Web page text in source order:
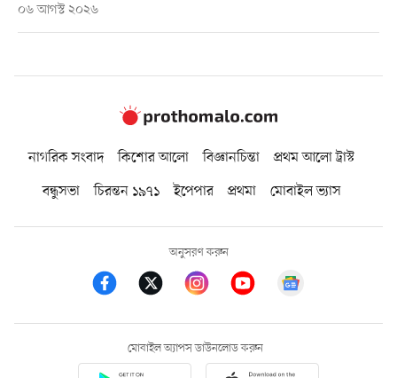
০৬ আগস্ট ২০২৬
নাগরিক সংবাদ কিশোর আলো বিজ্ঞানচিন্তা
প্রথম আলো ট্রাস্ট
বন্ধুসভা
চিরন্তন ১৯৭১ ইপেপার প্রথমা মোবাইল ভ্যাস
অনুসরণ করুন
মোবাইল অ্যাপস ডাউনলোড করুন